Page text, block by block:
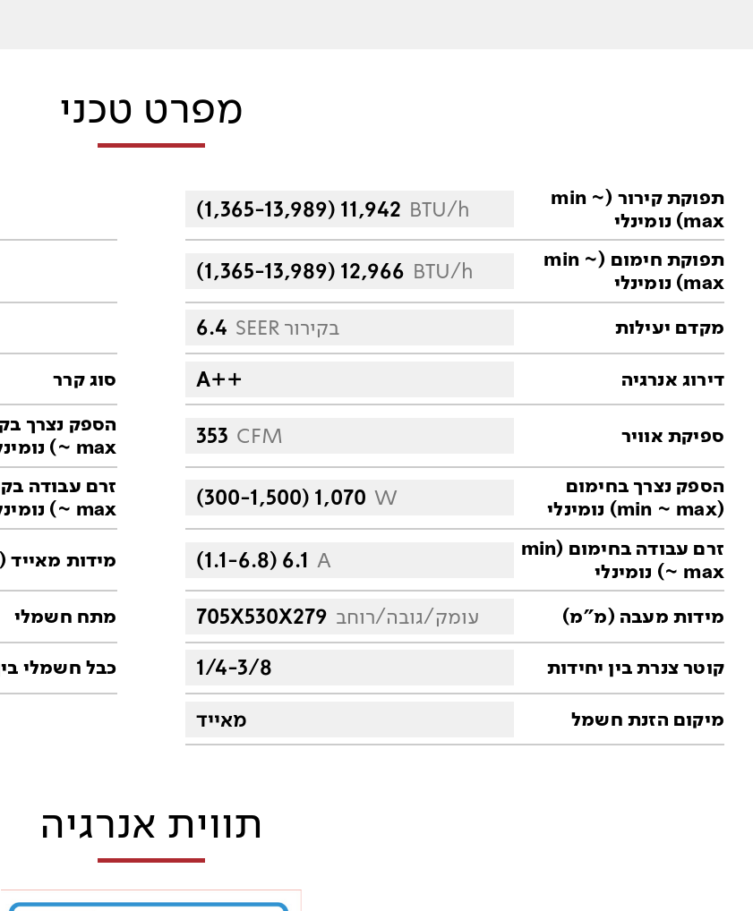
מפרט טכני
תפוקת קירור (min ~
max) נומינלי
(1,365-13,989) 11,942 BTU/h
תפוקת חימום (min ~
max) נומינלי
(1,365-13,989) 12,966 BTU/h
מקדם יעילות 6.4 SEER בקירור
דירוג אנרגיה A++ סוג קרר
ספיקת אוויר 353 CFM
~ max) נומינלי
הספק נצרך בחימום
(min ~ max) נומינלי
(300-1,500) 1,070 W
~ max) נומינלי
זרם עבודה בחימום (min
~ max) נומינלי
(1.1-6.8) 6.1 A מידות
מידות מעבה (מ"מ) 705X530X279 עומק/גובה/רוחב מתח חשמלי
קוטר צנרת בין יחידות 1/4-3/8 כבל חשמלי
מיקום הזנת חשמל מאייד
תווית אנרגיה